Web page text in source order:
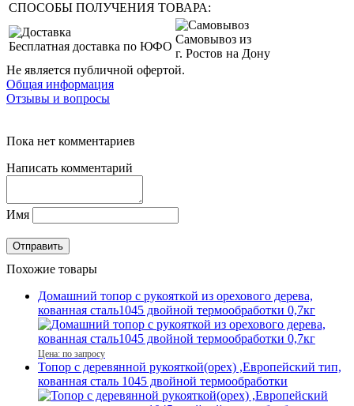
СПОСОБЫ ПОЛУЧЕНИЯ ТОВАРА:
Бесплатная доставка по ЮФО
Самовывоз из
г. Ростов на Дону
Не является публичной офертой.
Общая информация
Отзывы и вопросы
Пока нет комментариев
Написать комментарий
Имя
Похожие товары
Домашний топор с рукояткой из орехового дерева,
кованная сталь1045 двойной термообработки 0,7кг
Цена: по запросу
Топор с деревянной рукояткой(орех) ,Европейский тип,
кованная сталь 1045 двойной термообработки